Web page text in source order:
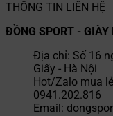
THÔNG TIN LIÊN HỆ
ĐỒNG SPORT - GIÀY
Địa chỉ: Số 16
Giấy - Hà Nội
Hot/Zalo mua
0941.202.816
Email: